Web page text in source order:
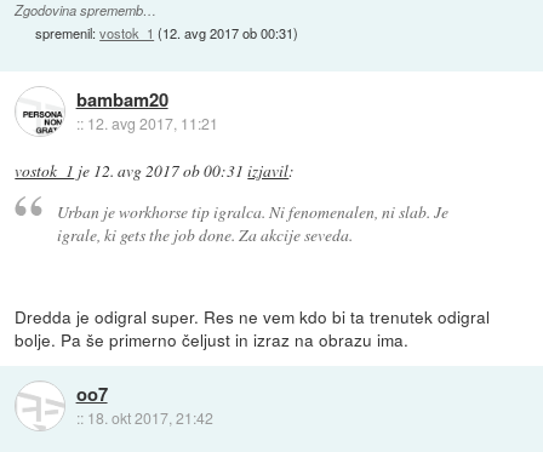
Zgodovina sprememb…
spremenil:vostok_1 (12. avg 2017 ob 00:31)
bambam20
:: 12. avg 2017, 11:21
vostok_1 je 12. avg 2017 ob 00:31 izjavil:
Urban je workhorse tip igralca. Ni fenomenalen, ni slab. Je
igrale, ki gets the job done. Za akcije seveda.
Dredda je odigral super. Res ne vem kdo bi ta trenutek odigral
bolje. Pa še primerno čeljust in izraz na obrazu ima.
oo7
:: 18. okt 2017, 21:42